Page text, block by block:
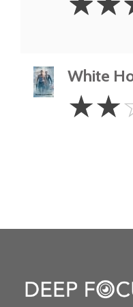
Stars
White
Stars
☆☆